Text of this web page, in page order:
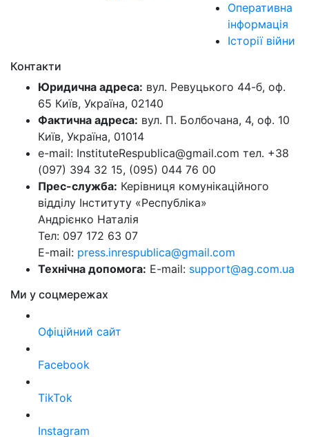
Оперативна
інформація
Історії війни
Контакти
Юридична адреса: вул. Ревуцького 44-б, оф.
65 Київ, Україна, 02140
Фактична адреса: вул. П. Болбочана, 4, оф. 10
Київ, Україна, 01014
e-mail: InstituteRespublica@gmail.com тел. +38
(097) 394 32 15, (095) 044 76 00
Прес-служба: Керівниця комунікаційного
відділу Інституту «Республіка»
Андрієнко Наталія
Тел: 097 172 63 07
E-mail: press.inrespublica@gmail.com
Технічна допомога: E-mail: support@ag.com.ua
Ми у соцмережах
Офіційний сайт
Facebook
TikTok
Instagram